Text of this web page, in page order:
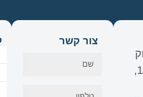
שיינפיין 16,
צור קשר